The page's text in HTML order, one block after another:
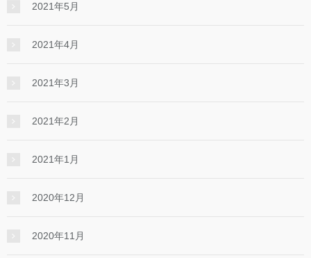
2021年5月
2021年4月
2021年3月
2021年2月
2021年1月
2020年12月
2020年11月